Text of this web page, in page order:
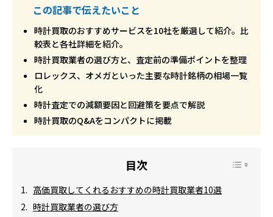
この記事で伝えたいこと
時計買取のおすすめサービスを10社を厳選して紹介。比
較表と各社詳細を紹介。
時計買取業者の選び方と、査定前の準備ポイントを整理
ロレックス、オメガといった主要な時計銘柄の相場一覧
化
時計査定での減額要因と回避策を要点で解説
時計買取のQ&Aをコンパクトに掲載
高価買取してくれるおすすめの時計買取業者10選
時計買取業者の選び方